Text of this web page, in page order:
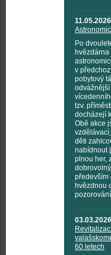
11.05.2026
Po
v
pobytový
tzv.
docházejí
Obě akce
děti
nabídnout
plnou her,
především
hvězdnou
03.03.2026
60 letech